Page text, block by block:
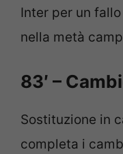
Inter per un
nella metà
83′ –
Sostituzione in
completa i